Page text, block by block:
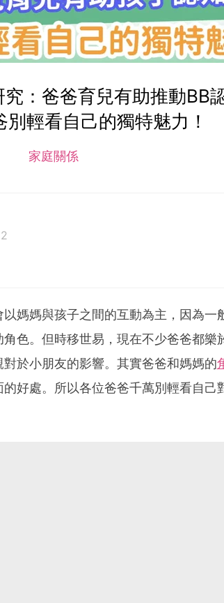
究：爸爸育兒有助推動BB
輕看自己的獨特魅力！
家庭關係
以媽媽與孩子之間的互動為主，因為一
色。但時移世易，現在不少爸爸都樂
對於小朋友的影響。其實爸爸和媽媽的
好處。所以各位爸爸千萬別輕看自己